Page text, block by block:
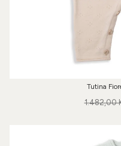
Tutina
1.482,00